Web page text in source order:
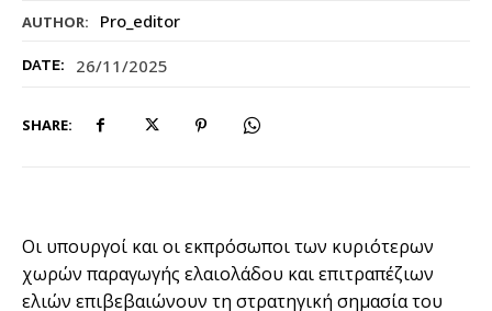
AUTHOR: Pro_editor
DATE: 26/11/2025
SHARE:
Οι υπουργοί και οι εκπρόσωποι των κυριότερων
χωρών παραγωγής ελαιολάδου και επιτραπέζιων
ελιών επιβεβαιώνουν τη στρατηγική σημασία του